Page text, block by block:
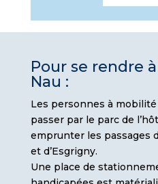
Pour se rendre
Nau :
Les personnes à
passer par le parc de
emprunter les passages
et d’Esgrigny.
Une place de